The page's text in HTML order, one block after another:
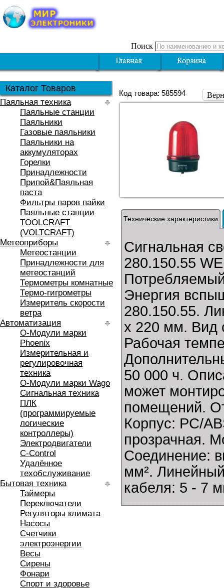
Поиск
Каталог Товаров
Паяльная техника
Паяльные станции
Паяльники
Газовые паяльники
Паяльники на
аккумуляторах
Горелки
Принадлежности
Припой&Паяльная
паста
Фильтры паров пайки
Паяльные станции
TOOLCRAFT
(VOLTCRAFT)
Метеоприборы
Метеостанции
Принадлежности для
метеостанций
Термометры комнатные
Термо-гигрометры
Измеритель скорости
ветра
Автоматизация
O-Модули марки
Phoenix
Измерительная и
регулировочная
техника
O-Модули марки Wago
Сигнальная техника
ПЛК
(программируемые
логические
контроллеры)
Электродвигатели
C-Control
Удалённое
техобслуживание
Бытовая техника
Таймеры
Переключатели
Регуляторы климата
Насосы
Счетчики
электроэнергии
Весы
Сирены
Фонари
Спорт и здоровье
Код товара: 585594
Технические характеристики
Сигнальная
280.150.55
Энергия
280.150.55.
x 220 мм. Вид
Рабочая
50 000 ч.
может
помещений.
Корпус: PC/
прозрачная.
Соединение:
мм².
кабеля: 5 - 7